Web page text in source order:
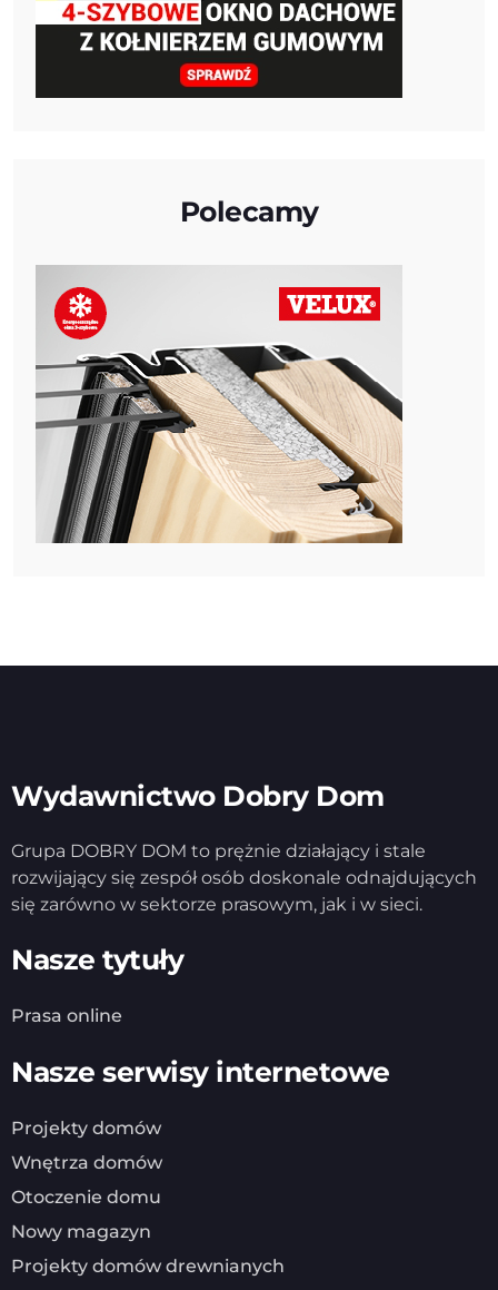
Polecamy
Wydawnictwo Dobry Dom
Grupa DOBRY DOM to prężnie działający i stale
rozwijający się zespół osób doskonale odnajdujących
się zarówno w sektorze prasowym, jak i w sieci.
Nasze tytuły
Prasa online
Nasze serwisy internetowe
Projekty domów
Wnętrza domów
Otoczenie domu
Nowy magazyn
Projekty domów drewnianych